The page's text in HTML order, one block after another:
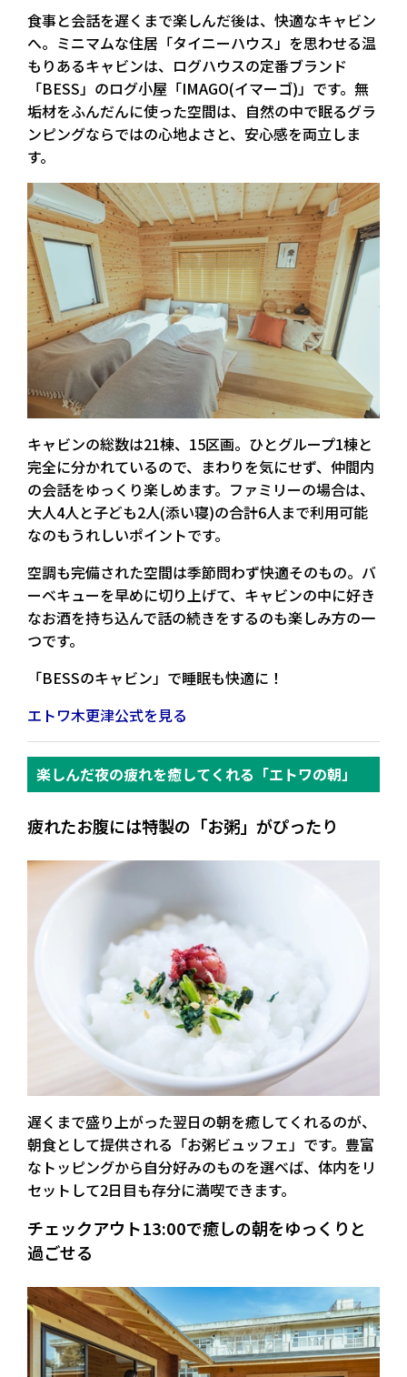
食事と会話を遅くまで楽しんだ後は、快適なキャビン
へ。ミニマムな住居「タイニーハウス」を思わせる温
もりあるキャビンは、ログハウスの定番ブランド
「BESS」のログ小屋「IMAGO(イマーゴ)」です。無
垢材をふんだんに使った空間は、自然の中で眠るグラ
ンピングならではの心地よさと、安心感を両立しま
す。
キャビンの総数は21棟、15区画。ひとグループ1棟と
完全に分かれているので、まわりを気にせず、仲間内
の会話をゆっくり楽しめます。 ファミリーの場合は、
大人4人と子ども2人(添い寝)の合計6人まで利用可能
なのもうれしいポイントです。
空調も完備された空間は季節問わず快適そのもの。バ
ーベキューを早めに切り上げて、キャビンの中に好き
なお酒を持ち込んで話の続きをするのも楽しみ方の一
つです。
「BESSのキャビン」で睡眠も快適に！
エトワ木更津公式を見る
楽しんだ夜の疲れを癒してくれる「エトワの朝」
疲れたお腹には特製の「お粥」がぴったり
遅くまで盛り上がった翌日の朝を癒してくれるのが、
朝食として提供される「お粥ビュッフェ」です。豊富
なトッピングから自分好みのものを選べば、体内をリ
セットして2日目も存分に満喫できます。
チェックアウト13:00で癒しの朝をゆっくりと
過ごせる